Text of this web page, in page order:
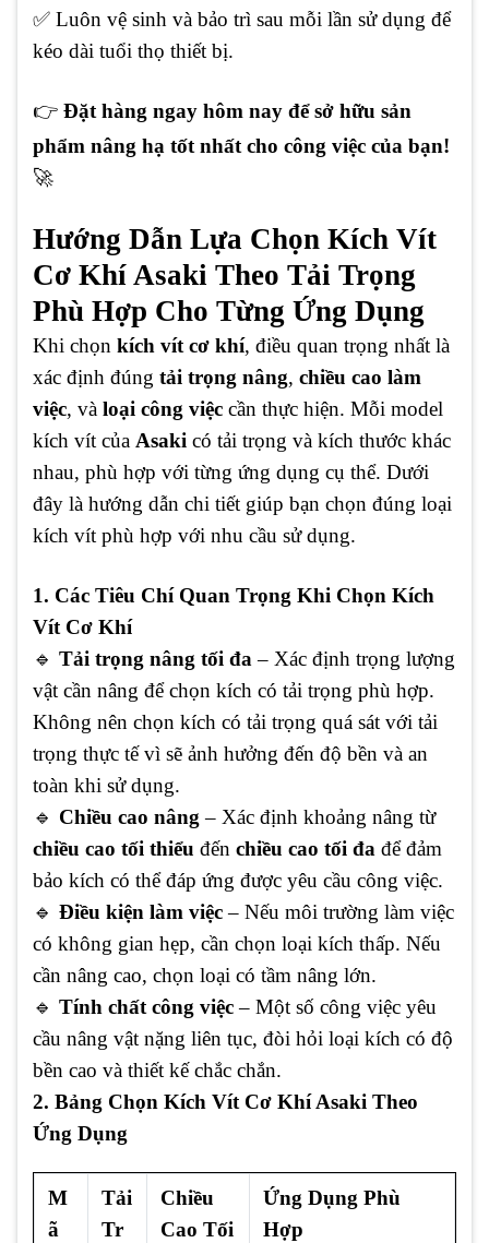
✅ Luôn vệ sinh và bảo trì sau mỗi lần sử dụng để
kéo dài tuổi thọ thiết bị.
👉 Đặt hàng ngay hôm nay để sở hữu sản
phẩm nâng hạ tốt nhất cho công việc của bạn!
🚀
Hướng Dẫn Lựa Chọn Kích Vít
Cơ Khí Asaki Theo Tải Trọng
Phù Hợp Cho Từng Ứng Dụng
Khi chọn kích vít cơ khí, điều quan trọng nhất là
xác định đúng tải trọng nâng, chiều cao làm
việc, và loại công việc cần thực hiện. Mỗi model
kích vít của Asaki có tải trọng và kích thước khác
nhau, phù hợp với từng ứng dụng cụ thể. Dưới
đây là hướng dẫn chi tiết giúp bạn chọn đúng loại
kích vít phù hợp với nhu cầu sử dụng.
1. Các Tiêu Chí Quan Trọng Khi Chọn Kích
Vít Cơ Khí
🔹 Tải trọng nâng tối đa – Xác định trọng lượng
vật cần nâng để chọn kích có tải trọng phù hợp.
Không nên chọn kích có tải trọng quá sát với tải
trọng thực tế vì sẽ ảnh hưởng đến độ bền và an
toàn khi sử dụng.
🔹 Chiều cao nâng – Xác định khoảng nâng từ
chiều cao tối thiểu đến chiều cao tối đa để đảm
bảo kích có thể đáp ứng được yêu cầu công việc.
🔹 Điều kiện làm việc– Nếu môi trường làm việc
có không gian hẹp, cần chọn loại kích thấp. Nếu
cần nâng cao, chọn loại có tầm nâng lớn.
🔹 Tính chất công việc– Một số công việc yêu
cầu nâng vật nặng liên tục, đòi hỏi loại kích có độ
bền cao và thiết kế chắc chắn.
2. Bảng Chọn Kích Vít Cơ Khí Asaki Theo
Ứng Dụng
M
ã
Tải
Tr
Chiều
Cao Tối
Ứng Dụng Phù
Hợp